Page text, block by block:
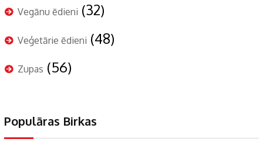
Vegānu ēdieni (32)
Veģetārie ēdieni (48)
Zupas (56)
Populāras Birkas